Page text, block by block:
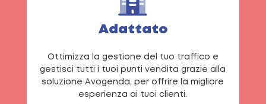
Adattato
Ottimizza la gestione del tuo traffico e
gestisci tutti i tuoi punti vendita grazie alla
soluzione Avogenda, per offrire la migliore
esperienza ai tuoi clienti.